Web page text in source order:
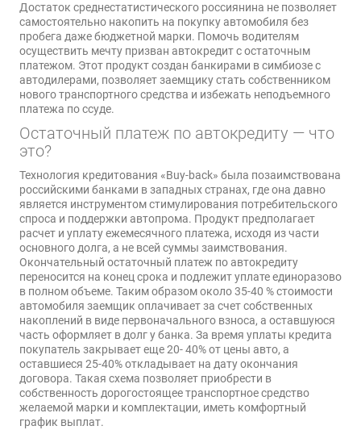
Достаток среднестатистического россиянина не позволяет
самостоятельно накопить на покупку автомобиля без
пробега даже бюджетной марки. Помочь водителям
осуществить мечту призван автокредит с остаточным
платежом. Этот продукт создан банкирами в симбиозе с
автодилерами, позволяет заемщику стать собственником
нового транспортного средства и избежать неподъемного
платежа по ссуде.
Остаточный платеж по автокредиту — что
это?
Технология кредитования «Buy-back» была позаимствована
российскими банками в западных странах, где она давно
является инструментом стимулирования потребительского
спроса и поддержки автопрома. Продукт предполагает
расчет и уплату ежемесячного платежа, исходя из части
основного долга, а не всей суммы заимствования.
Окончательный остаточный платеж по автокредиту
переносится на конец срока и подлежит уплате единоразово
в полном объеме. Таким образом около 35-40 % стоимости
автомобиля заемщик оплачивает за счет собственных
накоплений в виде первоначального взноса, а оставшуюся
часть оформляет в долг у банка. За время уплаты кредита
покупатель закрывает еще 20- 40% от цены авто, а
оставшиеся 25-40% откладывает на дату окончания
договора. Такая схема позволяет приобрести в
собственность дорогостоящее транспортное средство
желаемой марки и комплектации, иметь комфортный
график выплат.